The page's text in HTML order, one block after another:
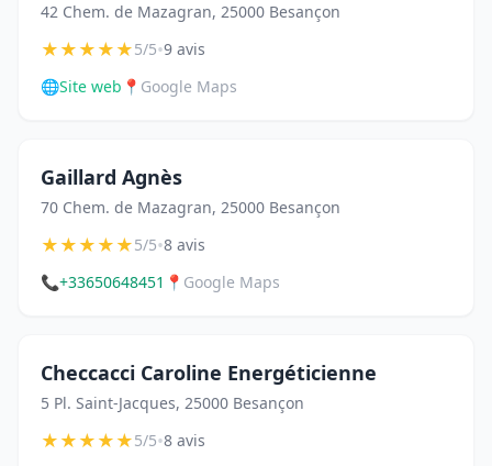
42 Chem. de Mazagran, 25000 Besançon
★★★★★5/5•9 avis
🌐Site web 📍 Google Maps
Gaillard Agnès
70 Chem. de Mazagran, 25000 Besançon
★★★★★5/5•8 avis
📞+33650648451 📍 Google Maps
Checcacci Caroline Energéticienne
5 Pl. Saint-Jacques, 25000 Besançon
★★★★★5/5•8 avis